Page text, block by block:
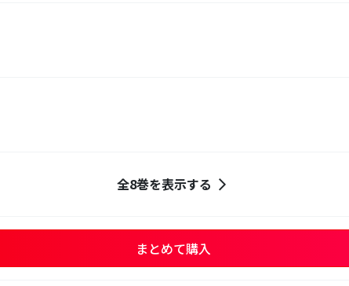
全8巻を表示する
まとめて購入